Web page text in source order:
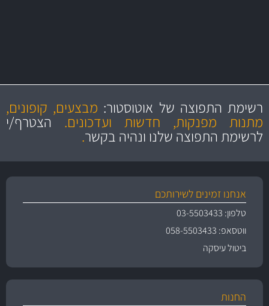
מקצועיות
ושירות מצויין
מחירים
הוגנים
והיצע מוצרים איכותירשימת התפוצה של אוטוסטור: מבצעים, קופונים,
מתנות מפנקות, חדשות ועדכונים. הצטרף/י
לרשימת התפוצה שלנו ונהיה בקשר.
אנחנו זמינים לשירותכם
טלפון: 03-5503433
ווטסאפ: 058-5503433
ביטול עיסקה
החנות